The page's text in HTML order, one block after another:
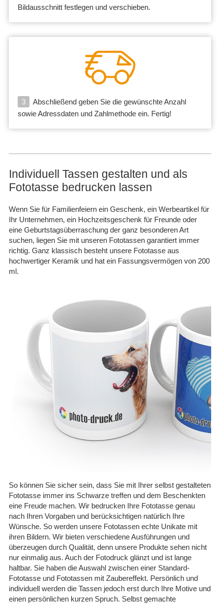
Bildausschnitt festlegen und verschieben.
3
Abschließend geben Sie die gewünschte Anzahl
sowie Adressdaten und Zahlmethode ein. Fertig!
Individuell Tassen gestalten und als
Fototasse bedrucken lassen
Wenn Sie für Familienfeiern ein Geschenk, ein Werbeartikel für
Ihr Unternehmen, ein Hochzeitsgeschenk für Freunde oder
eine Geburtstagsüberraschung der ganz besonderen Art
suchen, liegen Sie mit unseren Fototassen garantiert immer
richtig. Ganz klassisch besteht unsere Fototasse aus
hochwertiger Keramik und hat ein Fassungsvermögen von 200
ml.
So können Sie sicher sein, dass Sie mit Ihrer selbst gestalteten
Fototasse immer ins Schwarze treffen und dem Beschenkten
eine Freude machen. Wir bedrucken Ihre Fototasse genau
nach Ihren Vorgaben und berücksichtigen natürlich Ihre
Wünsche. So werden unsere Fototassen echte Unikate mit
ihren Bildern. Wir bieten verschiedene Ausführungen und
überzeugen durch Qualität, denn unsere Produkte sehen nicht
nur einmalig aus. Auch der Fotodruck glänzt und ist lange
haltbar. Sie haben die Auswahl zwischen einer Standard-
Fototasse und Fototassen mit Zaubereffekt. Persönlich und
individuell werden die Tassen jedoch erst durch Ihre Motive und
einen persönlichen kurzen Spruch. Selbst gemachte